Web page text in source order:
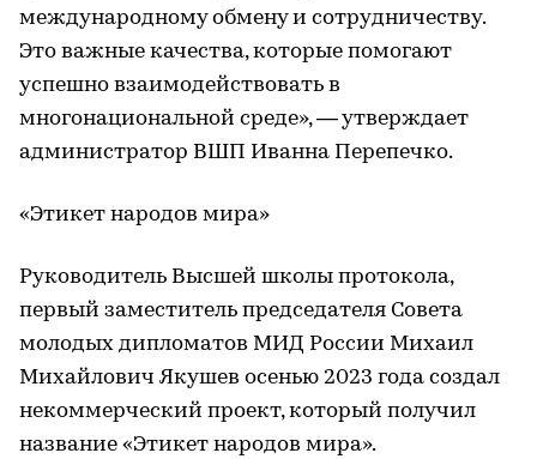
международному обмену и сотрудничеству.
Это важные качества, которые помогают
успешно взаимодействовать в
многонациональной среде», — утверждает
администратор ВШП Иванна Перепечко.
«Этикет народов мира»
Руководитель Высшей школы протокола,
первый заместитель председателя Совета
молодых дипломатов МИД России Михаил
Михайлович Якушев осенью 2023 года создал
некоммерческий проект, который получил
название «Этикет народов мира».